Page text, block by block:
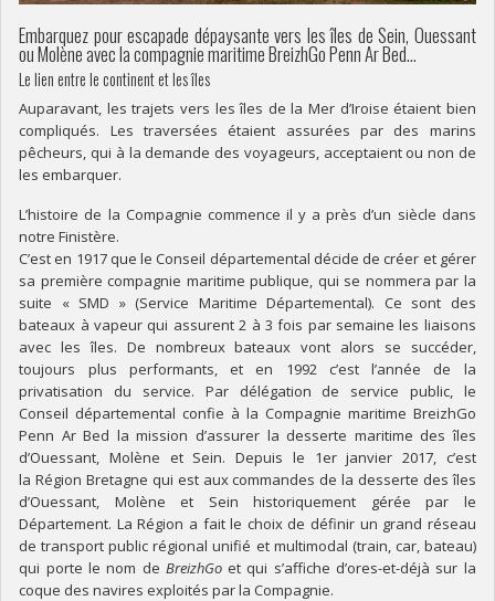
Embarquez pour escapade dépaysante vers les îles de Sein, Ouessant
ou Molène avec la compagnie maritime BreizhGo Penn Ar Bed…
Le lien entre le continent et les îles
Auparavant, les trajets vers les îles de la Mer d’Iroise étaient bien
compliqués. Les traversées étaient assurées par des marins
pêcheurs, qui à la demande des voyageurs, acceptaient ou non de
les embarquer.
L’histoire de la Compagnie commence il y a près d’un siècle dans
notre Finistère.
C’est en 1917 que le Conseil départemental décide de créer et gérer
sa première compagnie maritime publique, qui se nommera par la
suite « SMD » (Service Maritime Départemental). Ce sont des
bateaux à vapeur qui assurent 2 à 3 fois par semaine les liaisons
avec les îles. De nombreux bateaux vont alors se succéder,
toujours plus performants, et en 1992 c’est l’année de la
privatisation du service. Par délégation de service public, le
Conseil départemental confie à la Compagnie maritime BreizhGo
Penn Ar Bed la mission d’assurer la desserte maritime des îles
d’Ouessant, Molène et Sein. Depuis le 1er janvier 2017, c’est
la Région Bretagne qui est aux commandes de la desserte des îles
d’Ouessant, Molène et Sein historiquement gérée par le
Département. La Région a fait le choix de définir un grand réseau
de transport public régional unifié et multimodal (train, car, bateau)
qui porte le nom de BreizhGoet qui s’affiche d’ores-et-déjà sur la
coque des navires exploités par la Compagnie.